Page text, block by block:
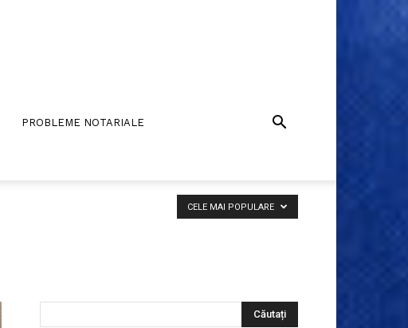
PROBLEME NOTARIALE
CELE MAI POPULARE